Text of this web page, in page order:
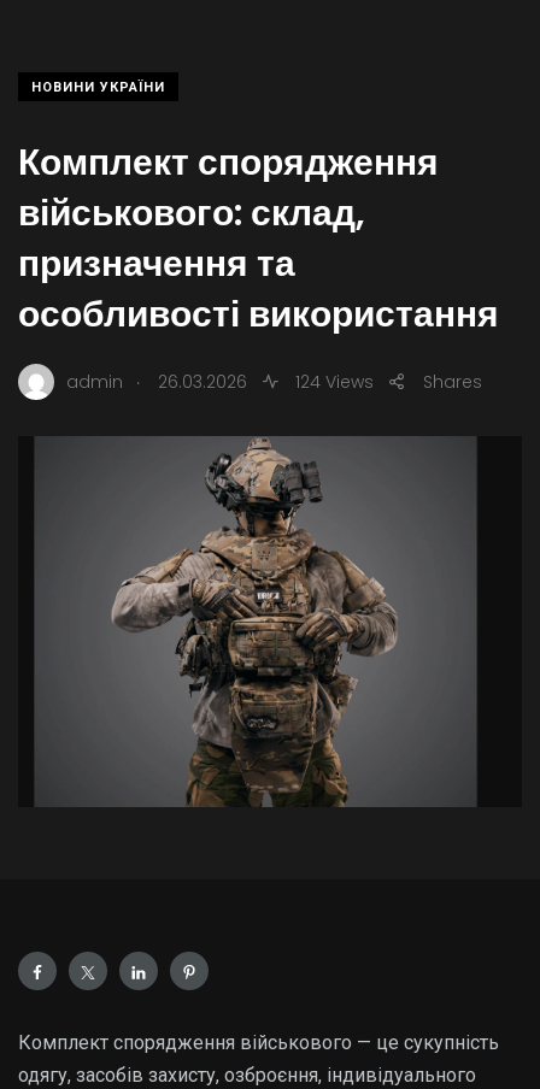
НОВИНИ УКРАЇНИ
Комплект спорядження
військового: склад,
призначення та
особливості використання
admin . 26.03.2026 124 Views Shares
Комплект спорядження військового — це сукупність
одягу, засобів захисту, озброєння, індивідуального